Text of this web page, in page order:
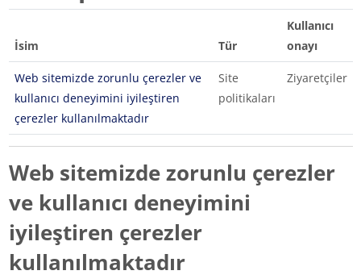
İsim Tür
Kullanıcı
onayı
Web sitemizde zorunlu çerezler ve
kullanıcı deneyimini iyileştiren
çerezler kullanılmaktadır
Site
politikaları
Ziyaretçiler
Web sitemizde zorunlu çerezler
ve kullanıcı deneyimini
iyileştiren çerezler
kullanılmaktadır